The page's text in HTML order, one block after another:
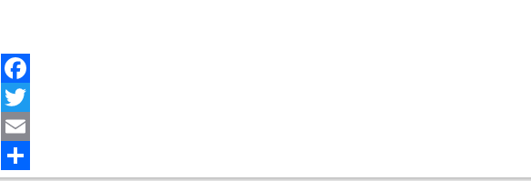
Facebook
Twitter
Email